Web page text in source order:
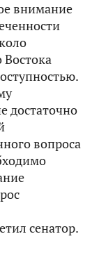
внимание
Востока
достаточно
вопроса
сенатор.